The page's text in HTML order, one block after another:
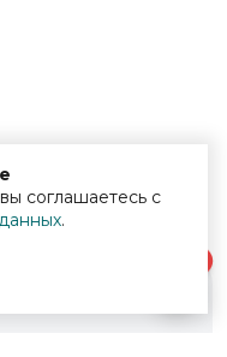
соглашаетесь с
.